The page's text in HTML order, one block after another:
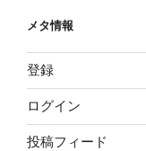
メタ情報
登録
ログイン
投稿フィード